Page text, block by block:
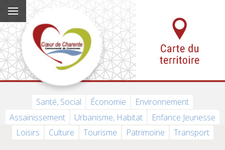
Santé, Social Économie
Environnement
Assainissement
Urbanisme, Habitat
Enfance Jeunesse
Loisirs
Culture Tourisme Patrimoine Transport